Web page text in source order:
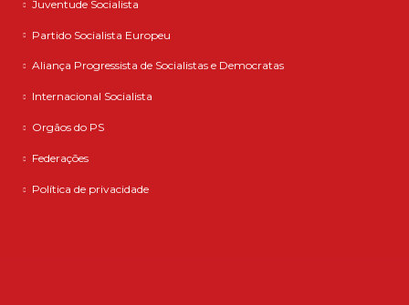
Juventude Socialista
Partido Socialista Europeu
Aliança Progressista de Socialistas e Democratas
Internacional Socialista
Orgãos do PS
Federações
Política de privacidade